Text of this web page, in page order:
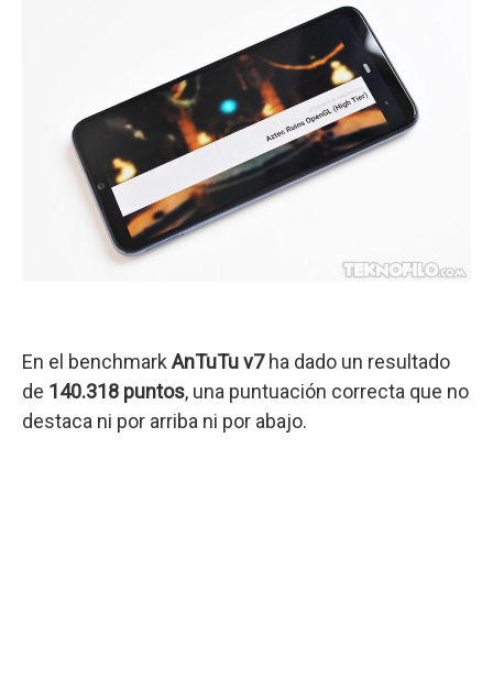
En el benchmarkAnTuTu v7ha dado un resultado
de 140.318 puntos, una puntuación correcta que no
destaca ni por arriba ni por abajo.